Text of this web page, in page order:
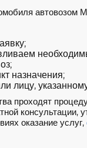
автовозом
назначения;
лицу,
проходят
консультации,
оказание услуг,